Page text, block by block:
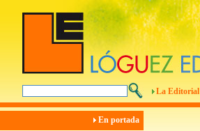
La Editorial
En portada